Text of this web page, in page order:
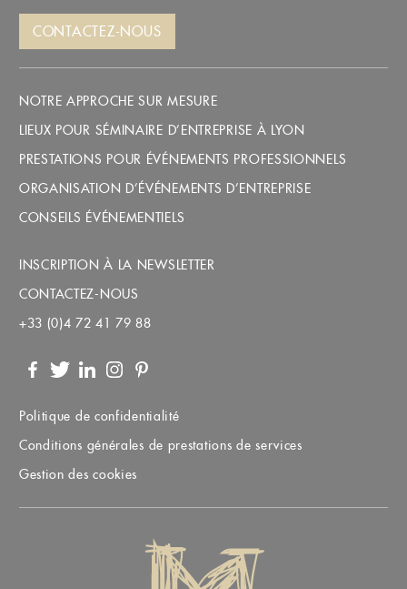
CONTACTEZ-NOUS
NOTRE APPROCHE SUR MESURE
LIEUX POUR SÉMINAIRE D’ENTREPRISE À LYON
PRESTATIONS POUR ÉVÉNEMENTS PROFESSIONNELS
ORGANISATION D’ÉVÉNEMENTS D’ENTREPRISE
CONSEILS ÉVÉNEMENTIELS
INSCRIPTION À LA NEWSLETTER
CONTACTEZ-NOUS
+33 (0)4 72 41 79 88
Politique de confidentialité
Conditions générales de prestations de services
Gestion des cookies